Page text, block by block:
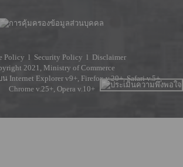
Policy l Security Policy l Disclaimer
2021, Ministry of Commerce
Internet Explorer v9+, Firefox v.20+, Safari v.5+,
Chrome v.25+, Opera v.10+